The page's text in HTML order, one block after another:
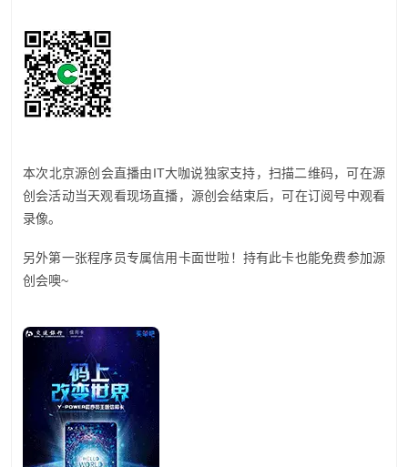
本次北京源创会直播由IT大咖说独家支持，扫描二维码，可在源
创会活动当天观看现场直播，源创会结束后，可在订阅号中观看
录像。
另外第一张程序员专属信用卡面世啦！持有此卡也能免费参加源
创会噢~